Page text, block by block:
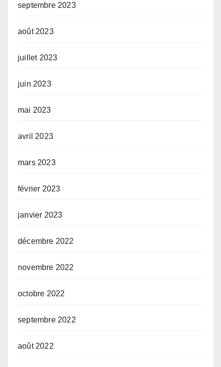
septembre 2023
août 2023
juillet 2023
juin 2023
mai 2023
avril 2023
mars 2023
février 2023
janvier 2023
décembre 2022
novembre 2022
octobre 2022
septembre 2022
août 2022